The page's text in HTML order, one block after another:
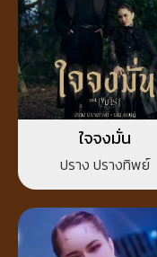
ใจจงมั่น
ปราง ปรางทิพย์